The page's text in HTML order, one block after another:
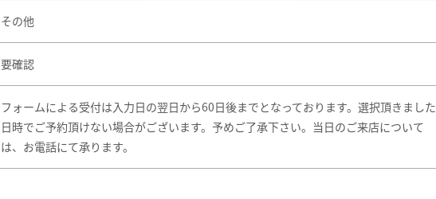
その他
要確認
フォームによる受付は入力日の翌日から60日後までとなっております。選択頂きました
日時でご予約頂けない場合がございます。予めご了承下さい。当日のご来店について
は、お電話にて承ります。